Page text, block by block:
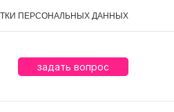
ПЕРСОНАЛЬНЫХ ДАННЫХ
задать вопрос